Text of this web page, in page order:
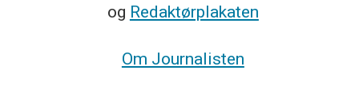
og Redaktørplakaten
Om Journalisten